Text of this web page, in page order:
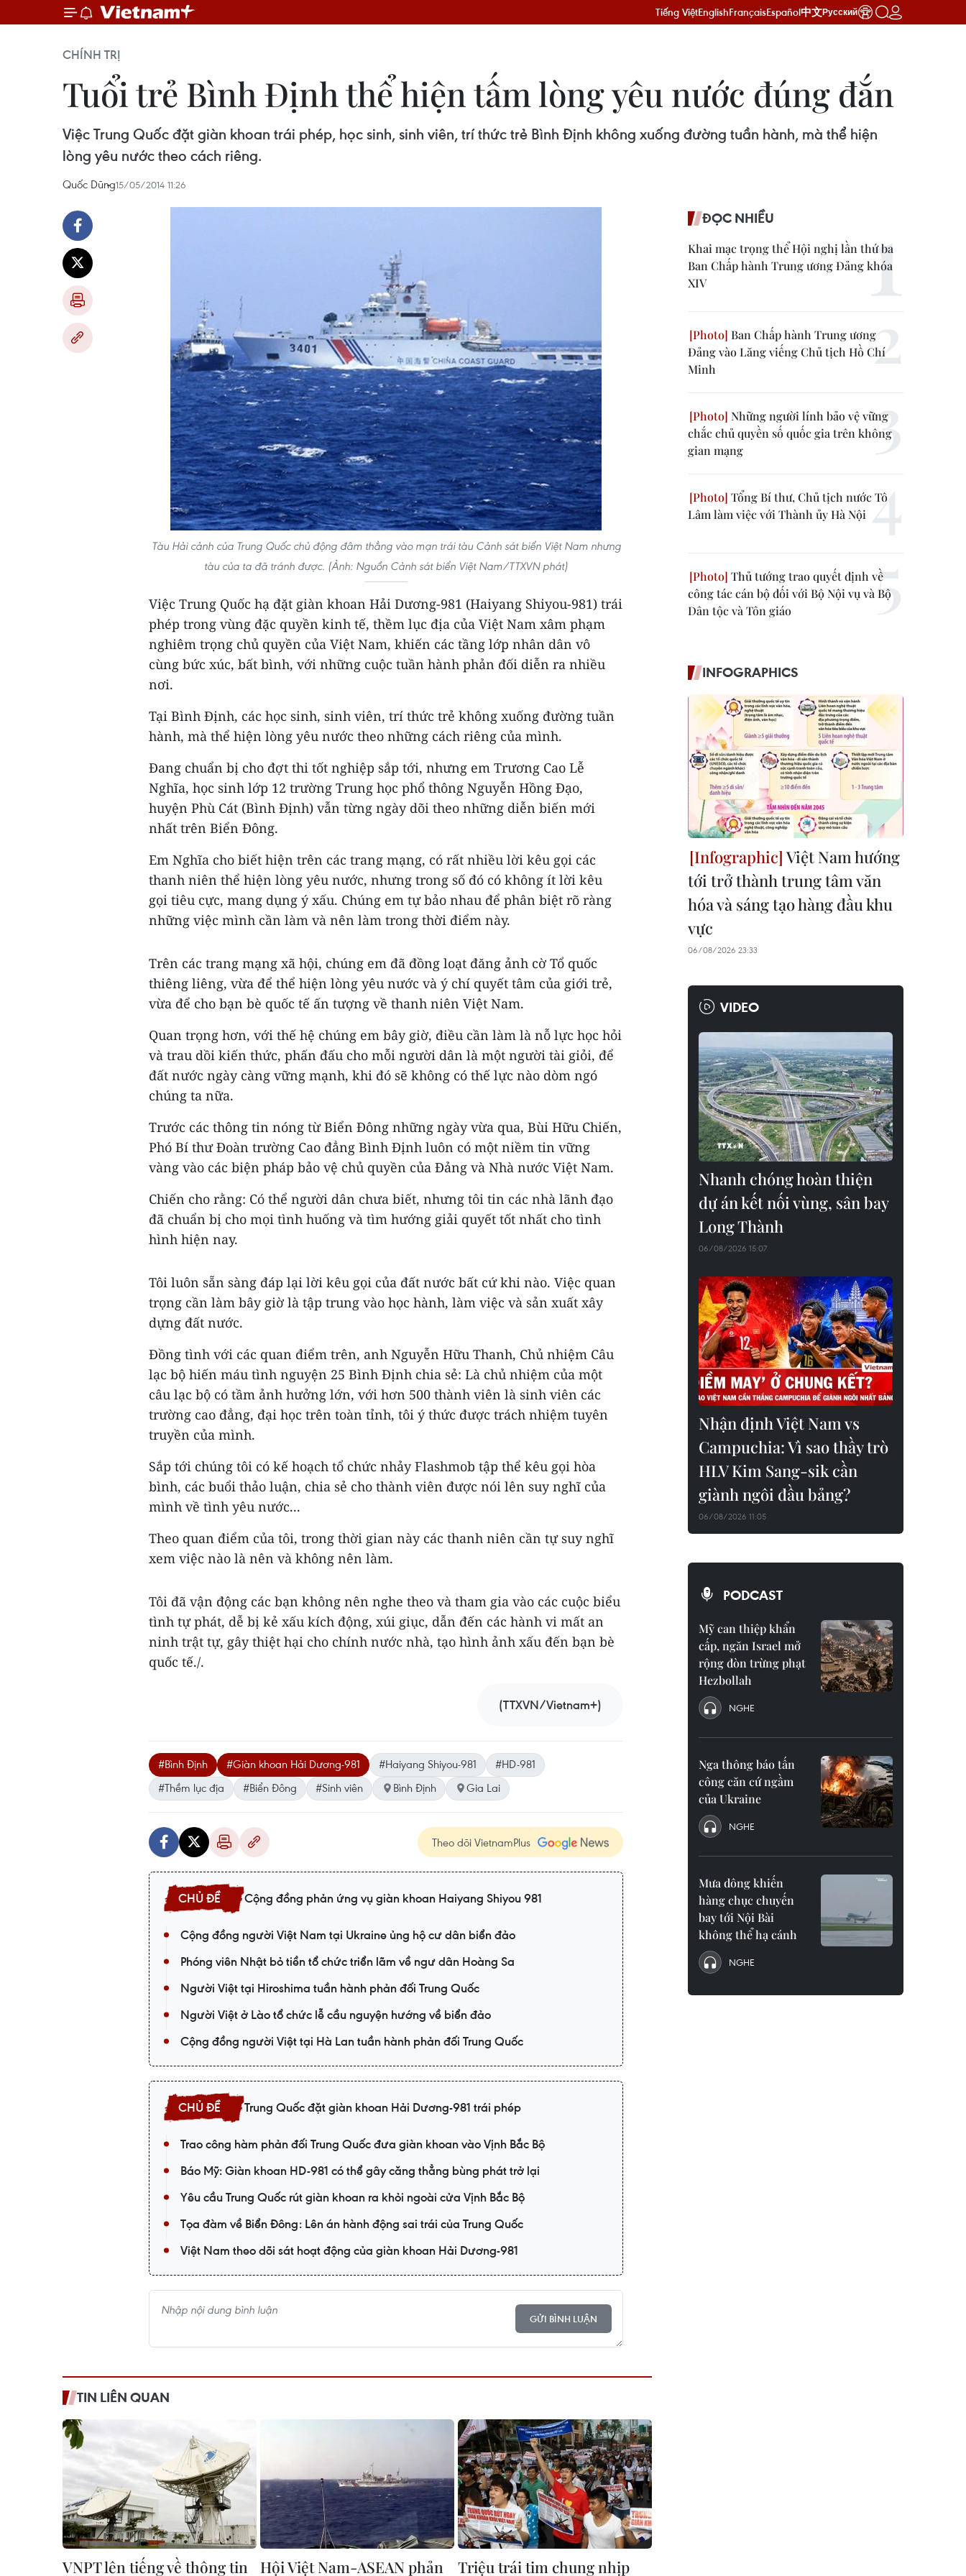
Tiếng ViệtEnglishFrançaisEspañol中文Русский
CHÍNH TRỊ
Tuổi trẻ Bình Định thể hiện tấm lòng yêu nước đúng đắn
Việc Trung Quốc đặt giàn khoan trái phép, học sinh, sinh viên, trí thức trẻ Bình Định không xuống đường tuần hành, mà thể hiện
lòng yêu nước theo cách riêng.
Quốc Dũng15/05/2014 11:26
Tàu Hải cảnh của Trung Quốc chủ động đâm thẳng vào mạn trái tàu Cảnh sát biển Việt Nam nhưng
tàu của ta đã tránh được. (Ảnh: Nguồn Cảnh sát biển Việt Nam/TTXVN phát)
Việc Trung Quốc hạ đặt giàn khoan Hải Dương-981 (Haiyang Shiyou-981) trái
phép trong vùng đặc quyền kinh tế, thềm lục địa của Việt Nam xâm phạm
nghiêm trọng chủ quyền của Việt Nam, khiến các tầng lớp nhân dân vô
cùng bức xúc, bất bình, với những cuộc tuần hành phản đối diễn ra nhiều
nơi.
Tại Bình Định, các học sinh, sinh viên, trí thức trẻ không xuống đường tuần
hành, mà thể hiện lòng yêu nước theo những cách riêng của mình.
Đang chuẩn bị cho đợt thi tốt nghiệp sắp tới, nhưng em Trương Cao Lễ
Nghĩa, học sinh lớp 12 trường Trung học phổ thông Nguyễn Hồng Đạo,
huyện Phù Cát (Bình Định) vẫn từng ngày dõi theo những diễn biến mới
nhất trên Biển Đông.
Em Nghĩa cho biết hiện trên các trang mạng, có rất nhiều lời kêu gọi các
thanh niên thể hiện lòng yêu nước, nhưng trong số đó có không ít lời kêu
gọi tiêu cực, mang dụng ý xấu. Chúng em tự bảo nhau để phân biệt rõ ràng
những việc mình cần làm và nên làm trong thời điểm này.
Trên các trang mạng xã hội, chúng em đã đồng loạt đăng ảnh cờ Tổ quốc
thiêng liêng, vừa để thể hiện lòng yêu nước và ý chí quyết tâm của giới trẻ,
vừa để cho bạn bè quốc tế ấn tượng về thanh niên Việt Nam.
Quan trọng hơn, với thế hệ chúng em bây giờ, điều cần làm là nỗ lực học hỏi
và trau dồi kiến thức, phấn đấu cho mỗi người dân là một người tài giỏi, để
đất nước ngày càng vững mạnh, khi đó sẽ không có thế lực nào dòm ngó
chúng ta nữa.
Trước các thông tin nóng từ Biển Đông những ngày vừa qua, Bùi Hữu Chiến,
Phó Bí thư Đoàn trường Cao đẳng Bình Định luôn có một niềm tin vững
vàng vào các biện pháp bảo vệ chủ quyền của Đảng và Nhà nước Việt Nam.
Chiến cho rằng: Có thể người dân chưa biết, nhưng tôi tin các nhà lãnh đạo
đã chuẩn bị cho mọi tình huống và tìm hướng giải quyết tốt nhất cho tình
hình hiện nay.
Tôi luôn sẵn sàng đáp lại lời kêu gọi của đất nước bất cứ khi nào. Việc quan
trọng cần làm bây giờ là tập trung vào học hành, làm việc và sản xuất xây
dựng đất nước.
Đồng tình với các quan điểm trên, anh Nguyễn Hữu Thanh, Chủ nhiệm Câu
lạc bộ hiến máu tình nguyện 25 Bình Định chia sẻ: Là chủ nhiệm của một
câu lạc bộ có tầm ảnh hưởng lớn, với hơn 500 thành viên là sinh viên các
trường cao đẳng, đại học trên toàn tỉnh, tôi ý thức được trách nhiệm tuyên
truyền của mình.
Sắp tới chúng tôi có kế hoạch tổ chức nhảy Flashmob tập thể kêu gọi hòa
bình, các buổi thảo luận, chia sẻ cho thành viên được nói lên suy nghĩ của
mình về tình yêu nước...
Theo quan điểm của tôi, trong thời gian này các thanh niên cần tự suy nghĩ
xem việc nào là nên và không nên làm.
Tôi đã vận động các bạn không nên nghe theo và tham gia vào các cuộc biểu
tình tự phát, dễ bị kẻ xấu kích động, xúi giục, dẫn đến các hành vi mất an
ninh trật tự, gây thiệt hại cho chính nước nhà, tạo hình ảnh xấu đến bạn bè
quốc tế./.
(TTXVN/Vietnam+)
#Bình Định #Giàn khoan Hải Dương-981 #Haiyang Shiyou-981
#HD-981
#Thềm lục địa
#Biển Đông #Sinh viên Bình Định Gia Lai
Theo dõi VietnamPlus
Cộng đồng phản ứng vụ giàn khoan Haiyang Shiyou 981
Cộng đồng người Việt Nam tại Ukraine ủng hộ cư dân biển đảo
Phóng viên Nhật bỏ tiền tổ chức triển lãm về ngư dân Hoàng Sa
Người Việt tại Hiroshima tuần hành phản đối Trung Quốc
Người Việt ở Lào tổ chức lễ cầu nguyện hướng về biển đảo
Cộng đồng người Việt tại Hà Lan tuần hành phản đối Trung Quốc
Trung Quốc đặt giàn khoan Hải Dương-981 trái phép
Trao công hàm phản đối Trung Quốc đưa giàn khoan vào Vịnh Bắc Bộ
Báo Mỹ: Giàn khoan HD-981 có thể gây căng thẳng bùng phát trở lại
Yêu cầu Trung Quốc rút giàn khoan ra khỏi ngoài cửa Vịnh Bắc Bộ
Tọa đàm về Biển Đông: Lên án hành động sai trái của Trung Quốc
Việt Nam theo dõi sát hoạt động của giàn khoan Hải Dương-981
GỬI BÌNH LUẬN
TIN LIÊN QUAN
VNPT lên tiếng về thông tin Hội Việt Nam-ASEAN phản Triệu trái tim chung nhịp
ĐỌC NHIỀU
Khai mạc trọng thể Hội nghị lần thứ ba
Ban Chấp hành Trung ương Đảng khóa
XIV
Ban Chấp hành Trung ương
Đảng vào Lăng viếng Chủ tịch Hồ Chí
Minh
Những người lính bảo vệ vững
chắc chủ quyền số quốc gia trên không
gian mạng
Tổng Bí thư, Chủ tịch nước Tô
Lâm làm việc với Thành ủy Hà Nội
Thủ tướng trao quyết định về
công tác cán bộ đối với Bộ Nội vụ và Bộ
Dân tộc và Tôn giáo
INFOGRAPHICS
Việt Nam hướng
tới trở thành trung tâm văn
hóa và sáng tạo hàng đầu khu
vực
06/08/2026 23:33
VIDEO
Nhanh chóng hoàn thiện
dự án kết nối vùng, sân bay
Long Thành
06/08/2026 15:07
Nhận định Việt Nam vs
Campuchia: Vì sao thầy trò
HLV Kim Sang-sik cần
giành ngôi đầu bảng?
06/08/2026 11:05
PODCAST
Mỹ can thiệp khẩn
cấp, ngăn Israel mở
rộng đòn trừng phạt
Hezbollah
NGHE
Nga thông báo tấn
công căn cứ ngầm
của Ukraine
NGHE
Mưa dông khiến
hàng chục chuyến
bay tới Nội Bài
không thể hạ cánh
NGHE